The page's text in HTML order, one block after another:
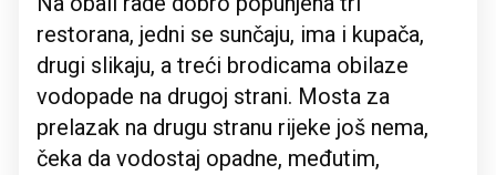
restorana, jedni se sunčaju, ima i kupača,
drugi slikaju, a treći brodicama obilaze
vodopade na drugoj strani. Mosta za
prelazak na drugu stranu rijeke još nema,
čeka da vodostaj opadne, međutim,